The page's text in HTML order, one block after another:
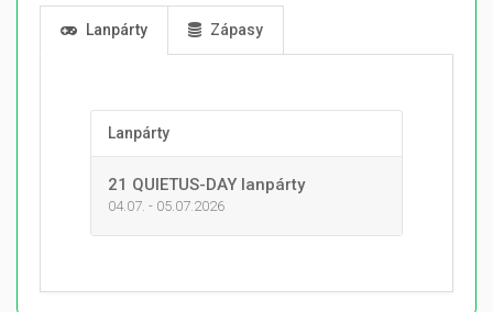
Lanpárty Zápasy
Lanpárty
21 QUIETUS-DAY lanpárty
04.07. - 05.07.2026